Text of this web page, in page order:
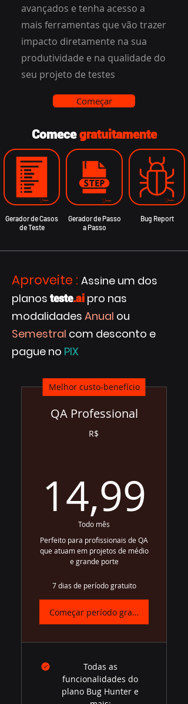
avançados e tenha acesso a
mais ferramentas que vão trazer
impacto diretamente na sua
produtividade e na qualidade do
seu projeto de testes
Começar
Comecegratuitamente
Gerador de Casos
de Teste
Gerador de Passo
a Passo
Bug Report
Aproveite : Assine um dos
planos teste.ai pro nas
modalidades Anual ou
Semestral com desconto e
pague no PIX
Melhor custo-benefício
QA Professional
R$
14,99
Todo mês
Perfeito para profissionais de QA
que atuam em projetos de médio
e grande porte
7 dias de período gratuito
Começar período gratuito
Todas as
funcionalidades do
plano Bug Hunter e